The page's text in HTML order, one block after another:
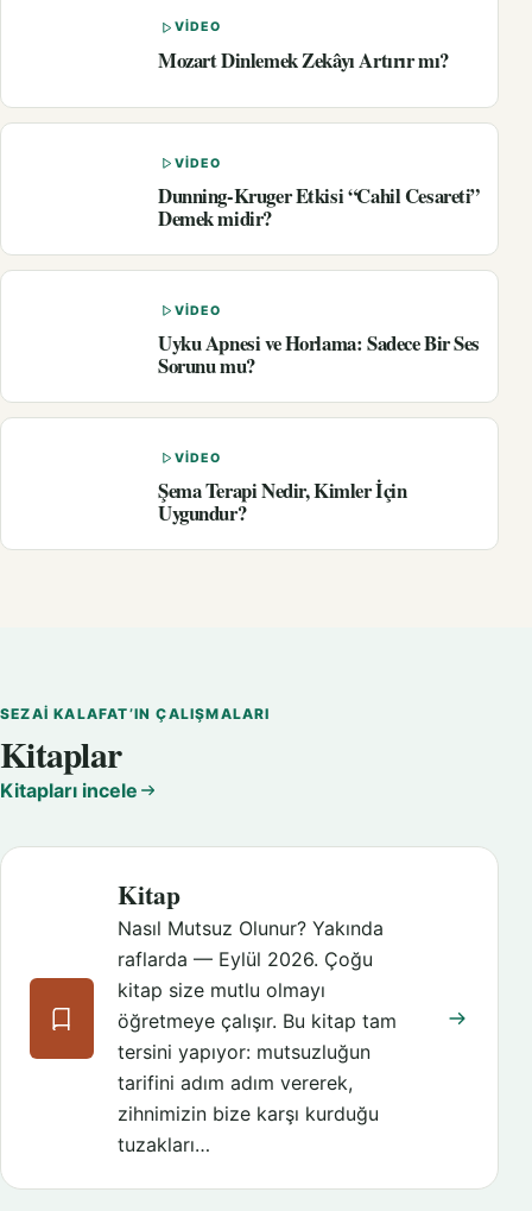
VIDEO
Mozart Dinlemek Zekâyı Artırır mı?
VIDEO
Dunning-Kruger Etkisi “Cahil Cesareti”
Demek midir?
VIDEO
Uyku Apnesi ve Horlama: Sadece Bir Ses
Sorunu mu?
VIDEO
Şema Terapi Nedir, Kimler İçin
Uygundur?
SEZAI KALAFAT’IN ÇALIŞMALARI
Kitaplar
Kitapları incele
Kitap
Nasıl Mutsuz Olunur? Yakında
raflarda — Eylül 2026. Çoğu
kitap size mutlu olmayı
öğretmeye çalışır. Bu kitap tam
tersini yapıyor: mutsuzluğun
tarifini adım adım vererek,
zihnimizin bize karşı kurduğu
tuzakları…